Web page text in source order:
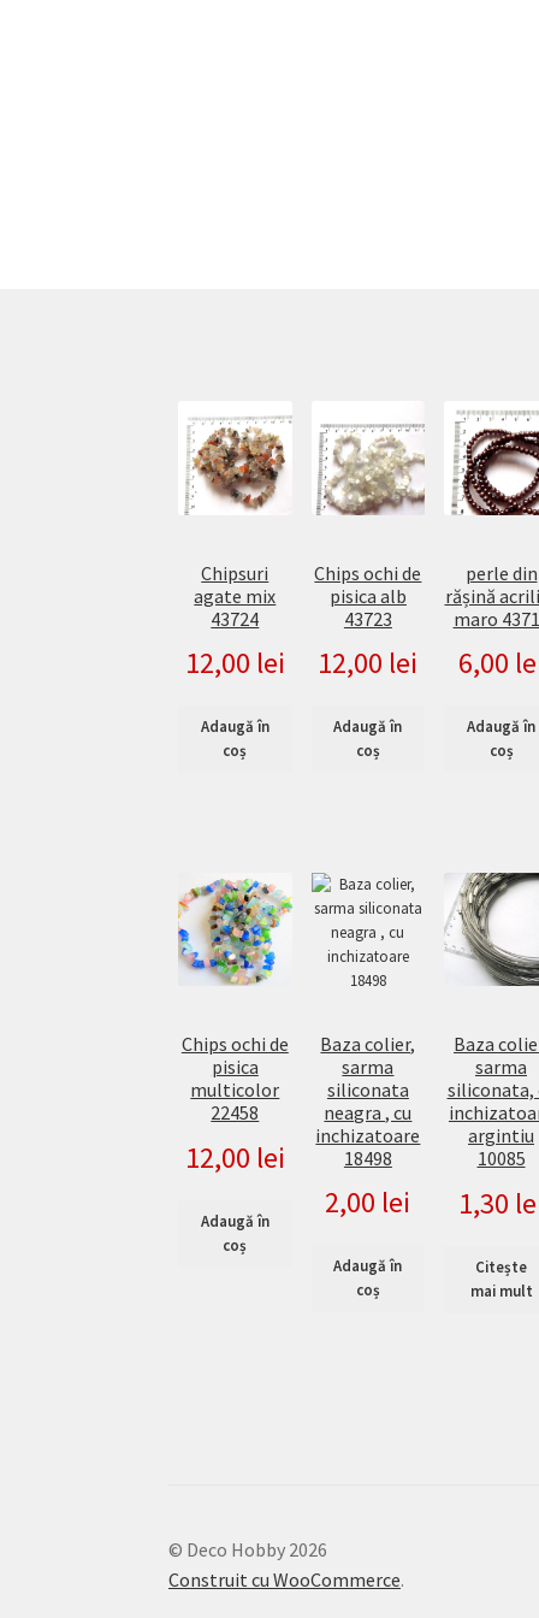
Chipsuri
agate mix
43724
12,00 lei
Adaugă în
coș
Chips ochi de
pisica alb
43723
12,00 lei
Adaugă în
coș
perle din
rășină
maro
6,00
Adaugă în
coș
Chips ochi de
pisica
multicolor
22458
12,00 lei
Adaugă în
coș
Baza colier,
sarma
siliconata
neagra , cu
inchizatoare
18498
2,00 lei
Adaugă în
coș
Baza
sarma
siliconata,
argintiu
10085
1,30
Citește
mai mult
© Deco Hobby 2026
Construit cu WooCommerce.